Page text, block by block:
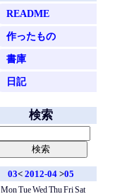
README
作ったもの
書庫
日記
検索
03< 2012-04>05
MonTueWed ThuFriSat